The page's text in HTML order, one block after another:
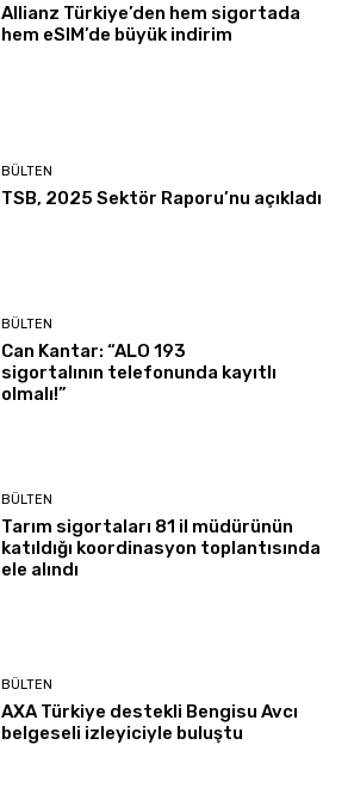
Allianz Türkiye’den hem sigortada
hem eSIM’de büyük indirim
BÜLTEN
TSB, 2025 Sektör Raporu’nu açıkladı
BÜLTEN
Can Kantar: “ALO 193
sigortalının telefonunda kayıtlı
olmalı!”
BÜLTEN
Tarım sigortaları 81 il müdürünün
katıldığı koordinasyon toplantısında
ele alındı
BÜLTEN
AXA Türkiye destekli Bengisu Avcı
belgeseli izleyiciyle buluştu